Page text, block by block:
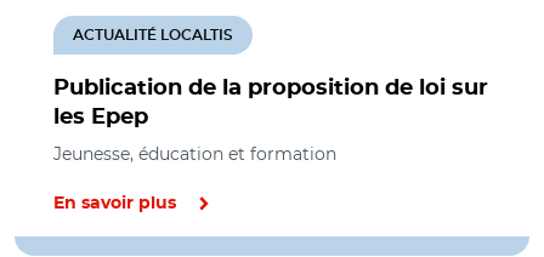
Publication de la proposition de loi sur
les Epep
ACTUALITÉ LOCALTIS
Jeunesse, éducation et formation
En savoir plus